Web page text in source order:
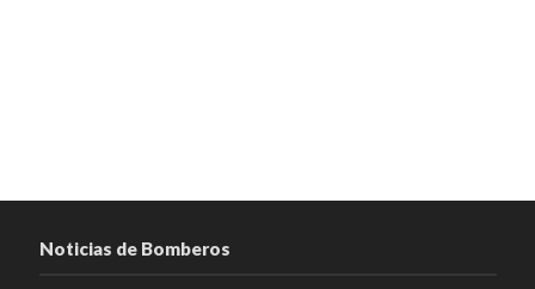
Noticias de Bomberos